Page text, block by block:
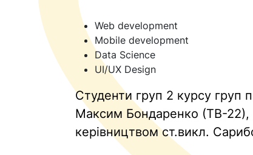
Web development
Mobile development
Data Science
UI/UX Design
Студенти груп 2 курсу груп
Максим Бондаренко (ТВ-22),
керівництвом ст.викл.